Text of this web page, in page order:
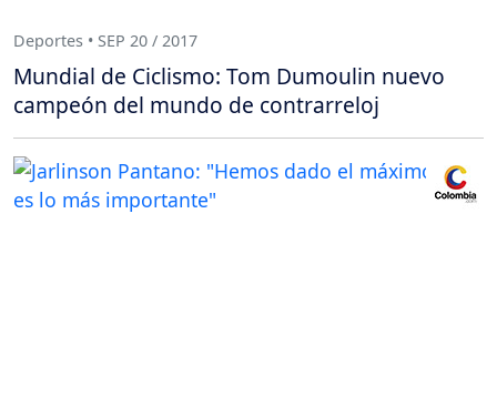
Deportes • SEP 20 / 2017
Mundial de Ciclismo: Tom Dumoulin nuevo
campeón del mundo de contrarreloj